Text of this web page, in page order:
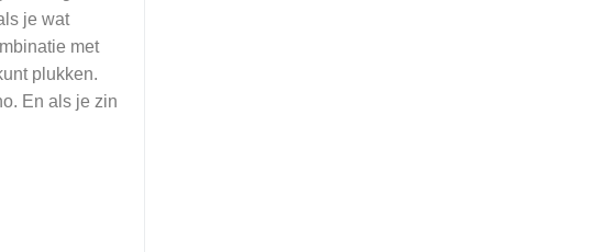
je wat
met
plukken.
En als je zin